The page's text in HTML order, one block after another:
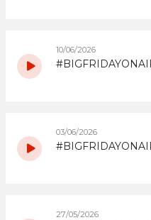
10/06/2026
03/06/2026
27/05/2026